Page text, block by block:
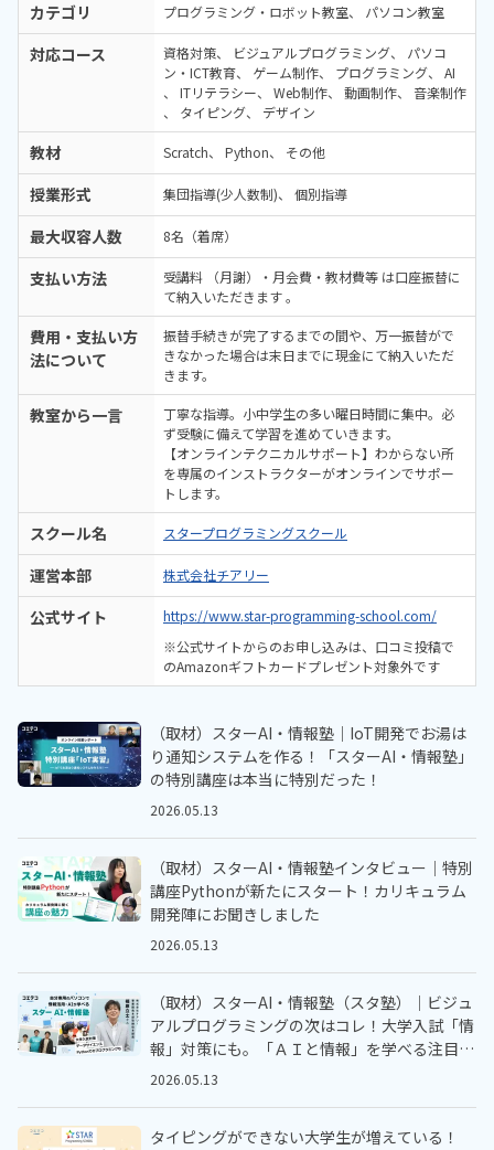
カテゴリ プログラミング・ロボット教室 パソコン教室
対応コース 資格対策 ビジュアルプログラミング
パソコ
ン・ICT教育
ゲーム制作 プログラミング
AI
ITリテラシー
Web制作 動画制作
音楽制作
タイピング
デザイン
教材 Scratch Python その他
授業形式 集団指導(少人数制) 個別指導
最大収容人数 8名（着席）
支払い方法
受講料 （月謝）・月会費・教材費等 は口座振替に
て納入いただきます 。
費用・支払い方
法について
振替手続きが完了するまでの間や、万一振替がで
きなかった場合は末日までに現金にて納入いただ
きます。
教室から一言
丁寧な指導。小中学生の多い曜日時間に集中。必
ず受験に備えて学習を進めていきます。
【オンラインテクニカルサポート】わからない所
を専属のインストラクターがオンラインでサポー
トします。
スクール名 スタープログラミングスクール
運営本部 株式会社チアリー
公式サイト
https://www.star-programming-school.com/
※公式サイトからのお申し込みは、口コミ投稿で
のAmazonギフトカードプレゼント対象外です
（取材）スターAI・情報塾｜IoT開発でお湯は
り通知システムを作る！「スターAI・情報塾」
の特別講座は本当に特別だった！
2026.05.13
（取材）スターAI・情報塾インタビュー｜特別
講座Pythonが新たにスタート！カリキュラム
開発陣にお聞きしました
2026.05.13
（取材）スターAI・情報塾（スタ塾）｜ビジュ
アルプログラミングの次はコレ！大学入試「情
報」対策にも。「ＡＩと情報」を学べる注目の
オンラインスクールにインタビュー
2026.05.13
タイピングができない大学生が増えている！